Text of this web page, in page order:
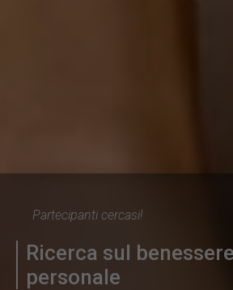
Partecipanti cercasi!
Ricerca sul
personale